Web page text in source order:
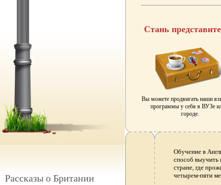
Рассказы о Британии
Стань
Вы можете продвигать наши
программы у себя в ВУЗе
городе.
Обучение в
способ выучить
стране, где
четырем-пяти